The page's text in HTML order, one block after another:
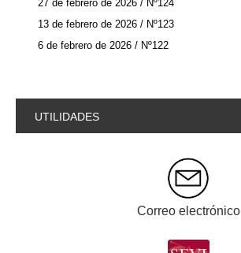
27 de febrero de 2026 / Nº124
13 de febrero de 2026 / Nº123
6 de febrero de 2026 / Nº122
UTILIDADES
Correo electrónico